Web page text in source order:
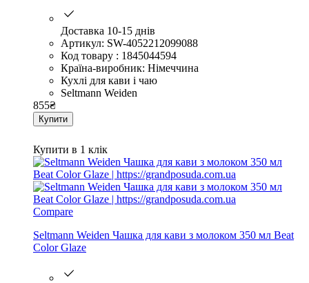
Доставка 10-15 днів
Артикул: SW-4052212099088
Код товару : 1845044594
Країна-виробник: Німеччина
Кухлі для кави і чаю
Seltmann Weiden
855₴
Купити
Купити в 1 клік
Compare
Seltmann Weiden Чашка для кави з молоком 350 мл Beat
Color Glaze